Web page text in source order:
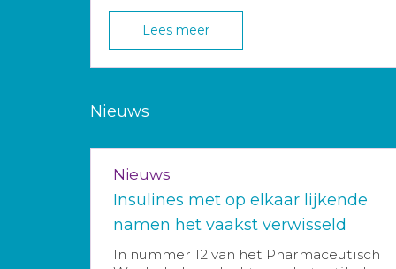
Lees meer
Nieuws
Nieuws
Insulines met op elkaar lijkende
namen het vaakst verwisseld
In nummer 12 van het Pharmaceutisch